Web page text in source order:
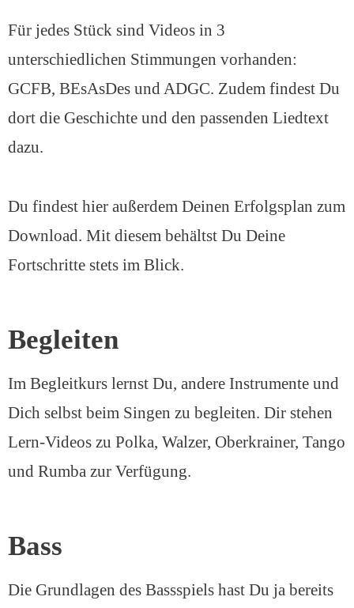
Für jedes Stück sind Videos in 3
unterschiedlichen Stimmungen vorhanden:
GCFB, BEsAsDes und ADGC. Zudem findest Du
dort die Geschichte und den passenden Liedtext
dazu.
Du findest hier außerdem Deinen Erfolgsplan zum
Download. Mit diesem behältst Du Deine
Fortschritte stets im Blick.
Begleiten
Im Begleitkurs lernst Du, andere Instrumente und
Dich selbst beim Singen zu begleiten. Dir stehen
Lern-Videos zu Polka, Walzer, Oberkrainer, Tango
und Rumba zur Verfügung.
Bass
Die Grundlagen des Bassspiels hast Du ja bereits